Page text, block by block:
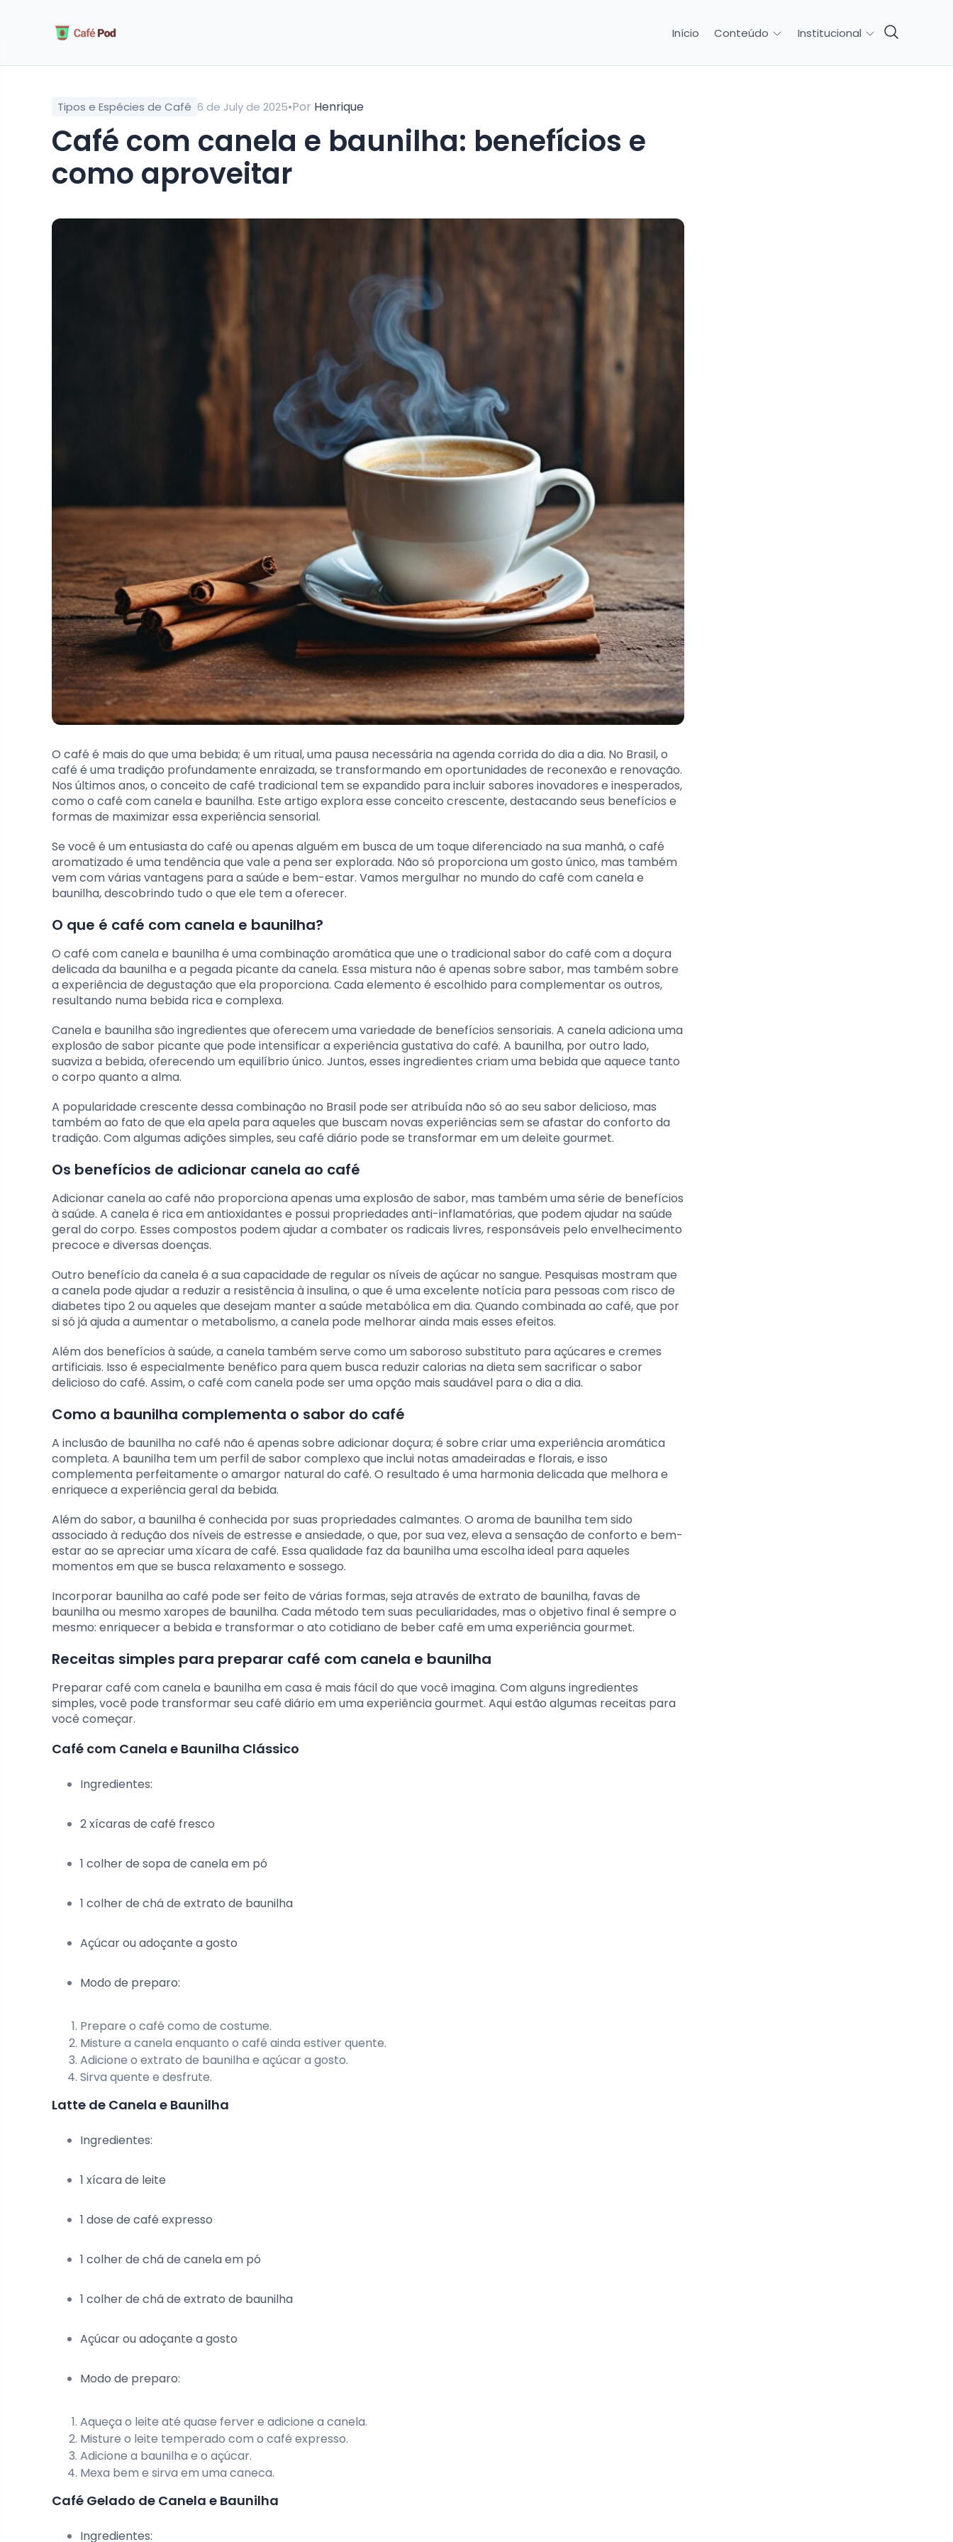
Início Conteúdo Institucional
Tipos e Espécies de Café 6 de July de 2025•Por Henrique
Café com canela e baunilha: benefícios e
como aproveitar
O café é mais do que uma bebida; é um ritual, uma pausa necessária na agenda corrida do dia a dia. No Brasil, o
café é uma tradição profundamente enraizada, se transformando em oportunidades de reconexão e renovação.
Nos últimos anos, o conceito de café tradicional tem se expandido para incluir sabores inovadores e inesperados,
como o café com canela e baunilha. Este artigo explora esse conceito crescente, destacando seus benefícios e
formas de maximizar essa experiência sensorial.
Se você é um entusiasta do café ou apenas alguém em busca de um toque diferenciado na sua manhã, o café
aromatizado é uma tendência que vale a pena ser explorada. Não só proporciona um gosto único, mas também
vem com várias vantagens para a saúde e bem-estar. Vamos mergulhar no mundo do café com canela e
baunilha, descobrindo tudo o que ele tem a oferecer.
O que é café com canela e baunilha?
O café com canela e baunilha é uma combinação aromática que une o tradicional sabor do café com a doçura
delicada da baunilha e a pegada picante da canela. Essa mistura não é apenas sobre sabor, mas também sobre
a experiência de degustação que ela proporciona. Cada elemento é escolhido para complementar os outros,
resultando numa bebida rica e complexa.
Canela e baunilha são ingredientes que oferecem uma variedade de benefícios sensoriais. A canela adiciona uma
explosão de sabor picante que pode intensificar a experiência gustativa do café. A baunilha, por outro lado,
suaviza a bebida, oferecendo um equilíbrio único. Juntos, esses ingredientes criam uma bebida que aquece tanto
o corpo quanto a alma.
A popularidade crescente dessa combinação no Brasil pode ser atribuída não só ao seu sabor delicioso, mas
também ao fato de que ela apela para aqueles que buscam novas experiências sem se afastar do conforto da
tradição. Com algumas adições simples, seu café diário pode se transformar em um deleite gourmet.
Os benefícios de adicionar canela ao café
Adicionar canela ao café não proporciona apenas uma explosão de sabor, mas também uma série de benefícios
à saúde. A canela é rica em antioxidantes e possui propriedades anti-inflamatórias, que podem ajudar na saúde
geral do corpo. Esses compostos podem ajudar a combater os radicais livres, responsáveis pelo envelhecimento
precoce e diversas doenças.
Outro benefício da canela é a sua capacidade de regular os níveis de açúcar no sangue. Pesquisas mostram que
a canela pode ajudar a reduzir a resistência à insulina, o que é uma excelente notícia para pessoas com risco de
diabetes tipo 2 ou aqueles que desejam manter a saúde metabólica em dia. Quando combinada ao café, que por
si só já ajuda a aumentar o metabolismo, a canela pode melhorar ainda mais esses efeitos.
Além dos benefícios à saúde, a canela também serve como um saboroso substituto para açúcares e cremes
artificiais. Isso é especialmente benéfico para quem busca reduzir calorias na dieta sem sacrificar o sabor
delicioso do café. Assim, o café com canela pode ser uma opção mais saudável para o dia a dia.
Como a baunilha complementa o sabor do café
A inclusão de baunilha no café não é apenas sobre adicionar doçura; é sobre criar uma experiência aromática
completa. A baunilha tem um perfil de sabor complexo que inclui notas amadeiradas e florais, e isso
complementa perfeitamente o amargor natural do café. O resultado é uma harmonia delicada que melhora e
enriquece a experiência geral da bebida.
Além do sabor, a baunilha é conhecida por suas propriedades calmantes. O aroma de baunilha tem sido
associado à redução dos níveis de estresse e ansiedade, o que, por sua vez, eleva a sensação de conforto e bem-
estar ao se apreciar uma xícara de café. Essa qualidade faz da baunilha uma escolha ideal para aqueles
momentos em que se busca relaxamento e sossego.
Incorporar baunilha ao café pode ser feito de várias formas, seja através de extrato de baunilha, favas de
baunilha ou mesmo xaropes de baunilha. Cada método tem suas peculiaridades, mas o objetivo final é sempre o
mesmo: enriquecer a bebida e transformar o ato cotidiano de beber café em uma experiência gourmet.
Receitas simples para preparar café com canela e baunilha
Preparar café com canela e baunilha em casa é mais fácil do que você imagina. Com alguns ingredientes
simples, você pode transformar seu café diário em uma experiência gourmet. Aqui estão algumas receitas para
você começar.
Café com Canela e Baunilha Clássico
Ingredientes:
2 xícaras de café fresco
1 colher de sopa de canela em pó
1 colher de chá de extrato de baunilha
Açúcar ou adoçante a gosto
Modo de preparo:
Prepare o café como de costume.
Misture a canela enquanto o café ainda estiver quente.
Adicione o extrato de baunilha e açúcar a gosto.
Sirva quente e desfrute.
Latte de Canela e Baunilha
Ingredientes:
1 xícara de leite
1 dose de café expresso
1 colher de chá de canela em pó
1 colher de chá de extrato de baunilha
Açúcar ou adoçante a gosto
Modo de preparo:
Aqueça o leite até quase ferver e adicione a canela.
Misture o leite temperado com o café expresso.
Adicione a baunilha e o açúcar.
Mexa bem e sirva em uma caneca.
Café Gelado de Canela e Baunilha
Ingredientes: